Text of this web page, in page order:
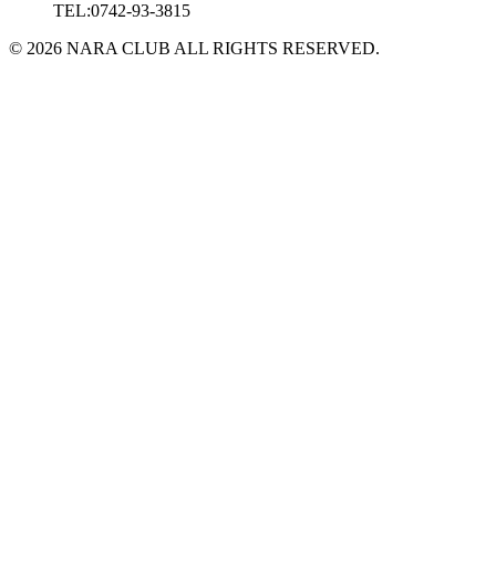
TEL:0742-93-3815
© 2026 NARA CLUB ALL RIGHTS RESERVED.